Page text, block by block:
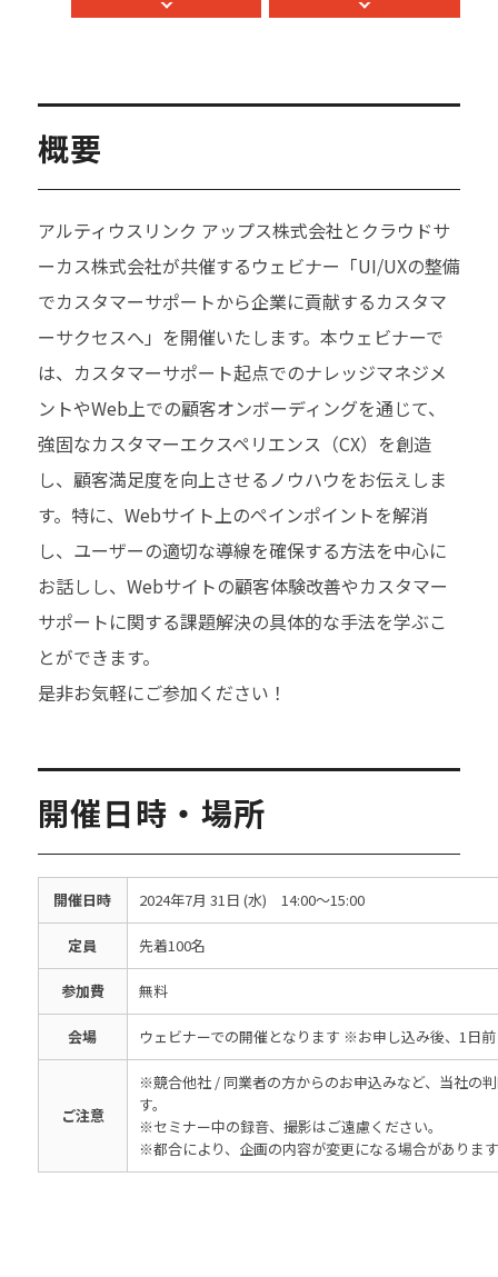
概要
アルティウスリンク アップス株式会社とクラウドサ
ーカス株式会社が共催するウェビナー「UI/UXの整備
でカスタマーサポートから企業に貢献するカスタマ
ーサクセスへ」を開催いたします。本ウェビナーで
は、カスタマーサポート起点でのナレッジマネジメ
ントやWeb上での顧客オンボーディングを通じて、
強固なカスタマーエクスペリエンス（CX）を創造
し、顧客満足度を向上させるノウハウをお伝えしま
す。特に、Webサイト上のペインポイントを解消
し、ユーザーの適切な導線を確保する方法を中心に
お話しし、Webサイトの顧客体験改善やカスタマー
サポートに関する課題解決の具体的な手法を学ぶこ
とができます。
是非お気軽にご参加ください！
開催日時・場所
開催日時 2024年7月 31日 (水) 14:00～15:00
定員 先着100名
参加費 無料
会場 ウェビナーでの開催となります ※お申し込み後、1日
ご注意
※競合他社 / 同業者の方からのお申込みなど、当社の
す。
※セミナー中の録音、撮影はご遠慮ください。
※都合により、企画の内容が変更になる場合がありま